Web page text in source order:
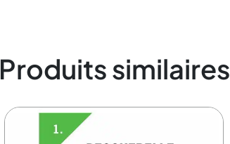
Produits similaires